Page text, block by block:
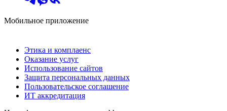
Мобильное приложение
Этика и комплаенс
Оказание услуг
Использование сайтов
Защита персональных данных
Пользовательское соглашение
ИТ аккредитация